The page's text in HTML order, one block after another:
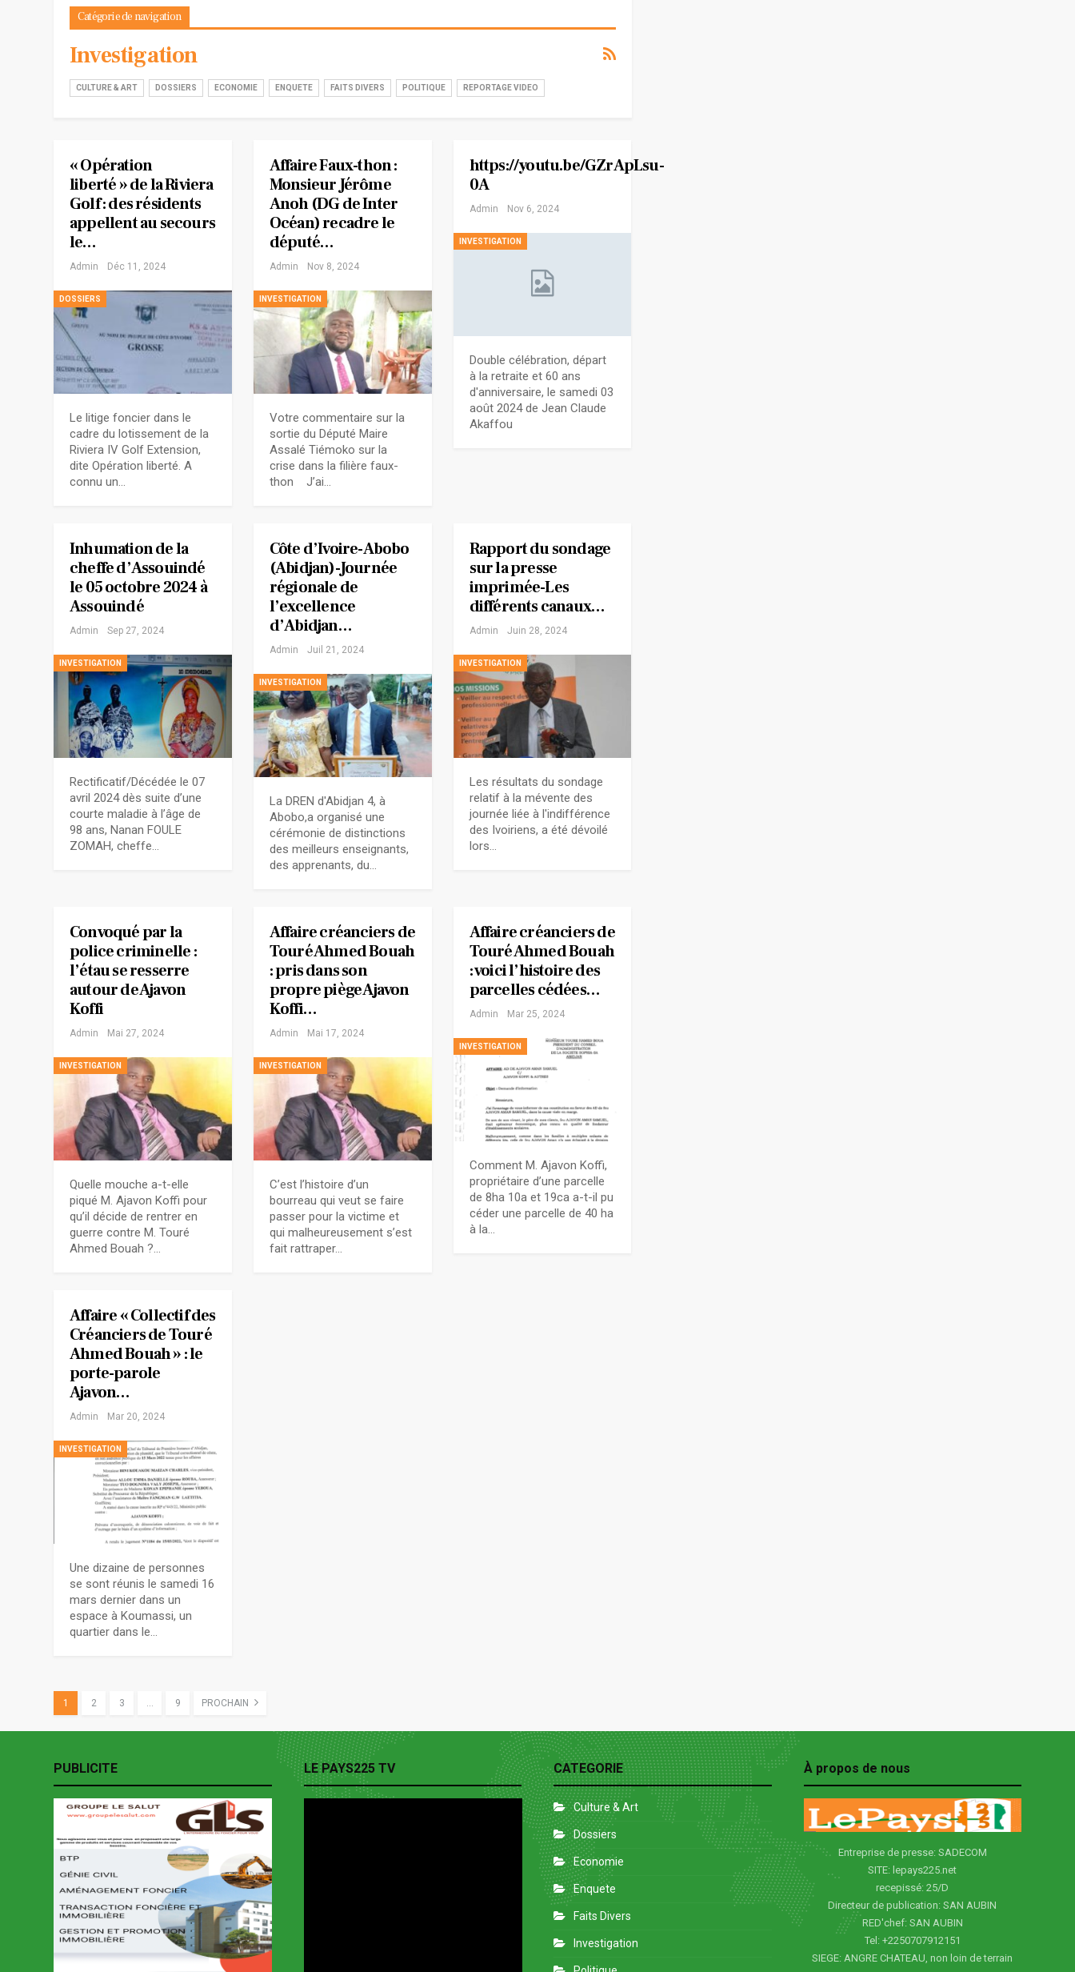
Catégorie de navigation
Investigation
CULTURE & ART DOSSIERS ECONOMIE ENQUETE FAITS DIVERS POLITIQUE REPORTAGE VIDEO
« Opération
liberté » de la Riviera
Golf : des résidents
appellent au secours
le…
Admin Déc 11, 2024
DOSSIERS
Le litige foncier dans le
cadre du lotissement de la
Riviera IV Golf Extension,
dite Opération liberté. A
connu un…
Affaire Faux-thon :
Monsieur Jérôme
Anoh (DG de Inter
Océan) recadre le
député…
Admin Nov 8, 2024
INVESTIGATION
Votre commentaire sur la
sortie du Député Maire
Assalé Tiémoko sur la
crise dans la filière faux-
thon J’ai…
https://youtu.be/GZrApLsu-
0A
Admin Nov 6, 2024
INVESTIGATION
Double célébration, départ
à la retraite et 60 ans
d'anniversaire, le samedi 03
août 2024 de Jean Claude
Akaffou
Inhumation de la
cheffe d’Assouindé
le 05 octobre 2024 à
Assouindé
Admin Sep 27, 2024
INVESTIGATION
Rectificatif/Décédée le 07
avril 2024 dès suite d’une
courte maladie à l’âge de
98 ans, Nanan FOULE
ZOMAH, cheffe…
Côte d’Ivoire-Abobo
(Abidjan)-Journée
régionale de
l’excellence
d’Abidjan…
Admin Juil 21, 2024
INVESTIGATION
La DREN d'Abidjan 4, à
Abobo,a organisé une
cérémonie de distinctions
des meilleurs enseignants,
des apprenants, du…
Rapport du sondage
sur la presse
imprimée-Les
différents canaux…
Admin Juin 28, 2024
INVESTIGATION
Les résultats du sondage
relatif à la mévente des
journée liée à l'indifférence
des Ivoiriens, a été dévoilé
lors…
Convoqué par la
police criminelle :
l’étau se resserre
autour de Ajavon
Koffi
Admin Mai 27, 2024
INVESTIGATION
Quelle mouche a-t-elle
piqué M. Ajavon Koffi pour
qu’il décide de rentrer en
guerre contre M. Touré
Ahmed Bouah ?…
Affaire créanciers de
Touré Ahmed Bouah
: pris dans son
propre piège Ajavon
Koffi…
Admin Mai 17, 2024
INVESTIGATION
C’est l’histoire d’un
bourreau qui veut se faire
passer pour la victime et
qui malheureusement s’est
fait rattraper…
Affaire créanciers de
Touré Ahmed Bouah
: voici l’histoire des
parcelles cédées…
Admin Mar 25, 2024
INVESTIGATION
Comment M. Ajavon Koffi,
propriétaire d’une parcelle
de 8ha 10a et 19ca a-t-il pu
céder une parcelle de 40 ha
à la…
Affaire « Collectif des
Créanciers de Touré
Ahmed Bouah » : le
porte-parole
Ajavon…
Admin Mar 20, 2024
INVESTIGATION
Une dizaine de personnes
se sont réunis le samedi 16
mars dernier dans un
espace à Koumassi, un
quartier dans le…
1 2 3 … 9 PROCHAIN
PUBLICITE LE PAYS225 TV CATEGORIE
Culture & Art
Dossiers
Economie
Enquete
Faits Divers
Investigation
À propos de nous
Entreprise de presse: SADECOM
SITE: lepays225.net
recepissé: 25/D
Directeur de publication: SAN AUBIN
RED'chef: SAN AUBIN
Tel: +2250707912151
SIEGE: ANGRE CHATEAU, non loin de terrain